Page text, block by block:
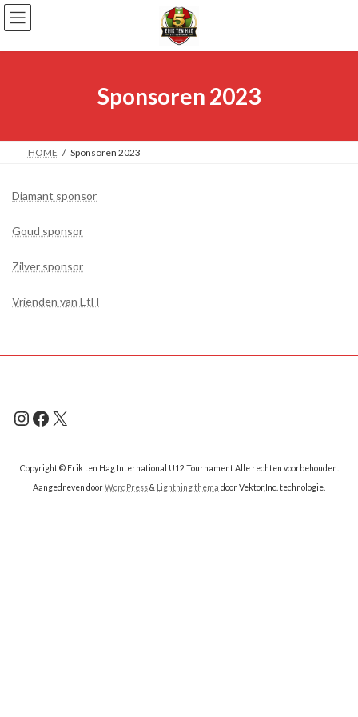
Ga
naar
de
Ga
naar
de
Sponsoren 2023
HOME Sponsoren 2023
Diamant sponsor
Goud sponsor
Zilver sponsor
Vrienden van EtH
Instagram
Facebook
X
Copyright © Erik ten Hag International U12 Tournament Alle rechten voorbehouden.
Aangedreven doorWordPress& Lightning thema door Vektor,Inc. technologie.